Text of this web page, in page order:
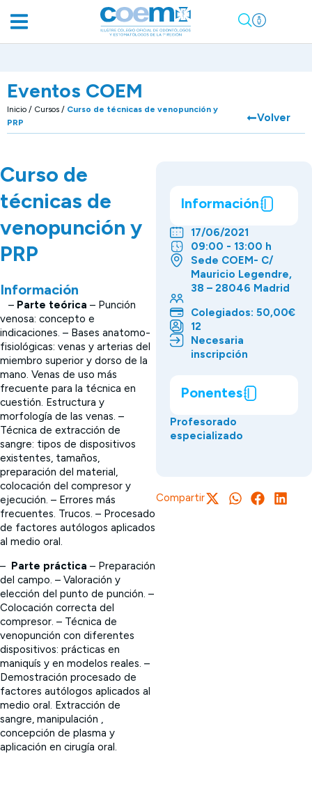
Eventos COEM
Inicio / Cursos / Curso de técnicas de venopunción y
PRP
Volver
Curso de
técnicas de
venopunción y
PRP
Información
– Parte teórica – Punción
venosa: concepto e
indicaciones. – Bases anatomo-
fisiológicas: venas y arterias del
miembro superior y dorso de la
mano. Venas de uso más
frecuente para la técnica en
cuestión. Estructura y
morfología de las venas. –
Técnica de extracción de
sangre: tipos de dispositivos
existentes, tamaños,
preparación del material,
colocación del compresor y
ejecución. – Errores más
frecuentes. Trucos. – Procesado
de factores autólogos aplicados
al medio oral.
– Parte práctica – Preparación
del campo. – Valoración y
elección del punto de punción. –
Colocación correcta del
compresor. – Técnica de
venopunción con diferentes
dispositivos: prácticas en
maniquís y en modelos reales. –
Demostración procesado de
factores autólogos aplicados al
medio oral. Extracción de
sangre, manipulación ,
concepción de plasma y
aplicación en cirugía oral.
Información
17/06/2021
09:00 - 13:00 h
Sede COEM- C/
Mauricio Legendre,
38 – 28046 Madrid
Colegiados: 50,00€
12
Necesaria
inscripción
Ponentes
Profesorado
especializado
Compartir